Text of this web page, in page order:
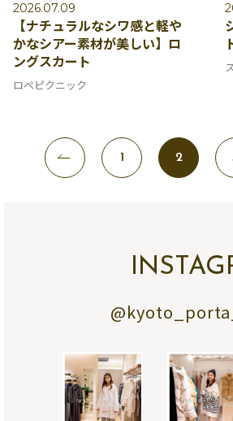
2026.07.09
【ナチュラルなシワ感と軽や
かなシアー素材が美しい】ロ
ングスカート
ロペピクニック
1 2